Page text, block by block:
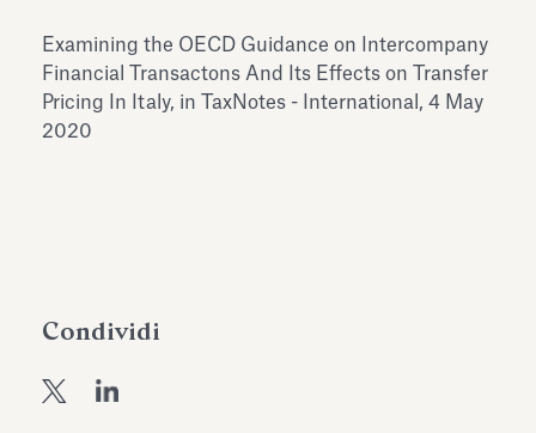
dell’Antiquarium di Villa Albani
Torlonia
Leggi tutto
Examining the OECD Guidance on Intercompany
Financial Transactons And Its Effects on Transfer
Pricing In Italy, in TaxNotes - International, 4 May
2020
Condividi